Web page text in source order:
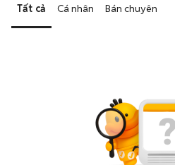
Tất cả Cá nhân Bán chuyên